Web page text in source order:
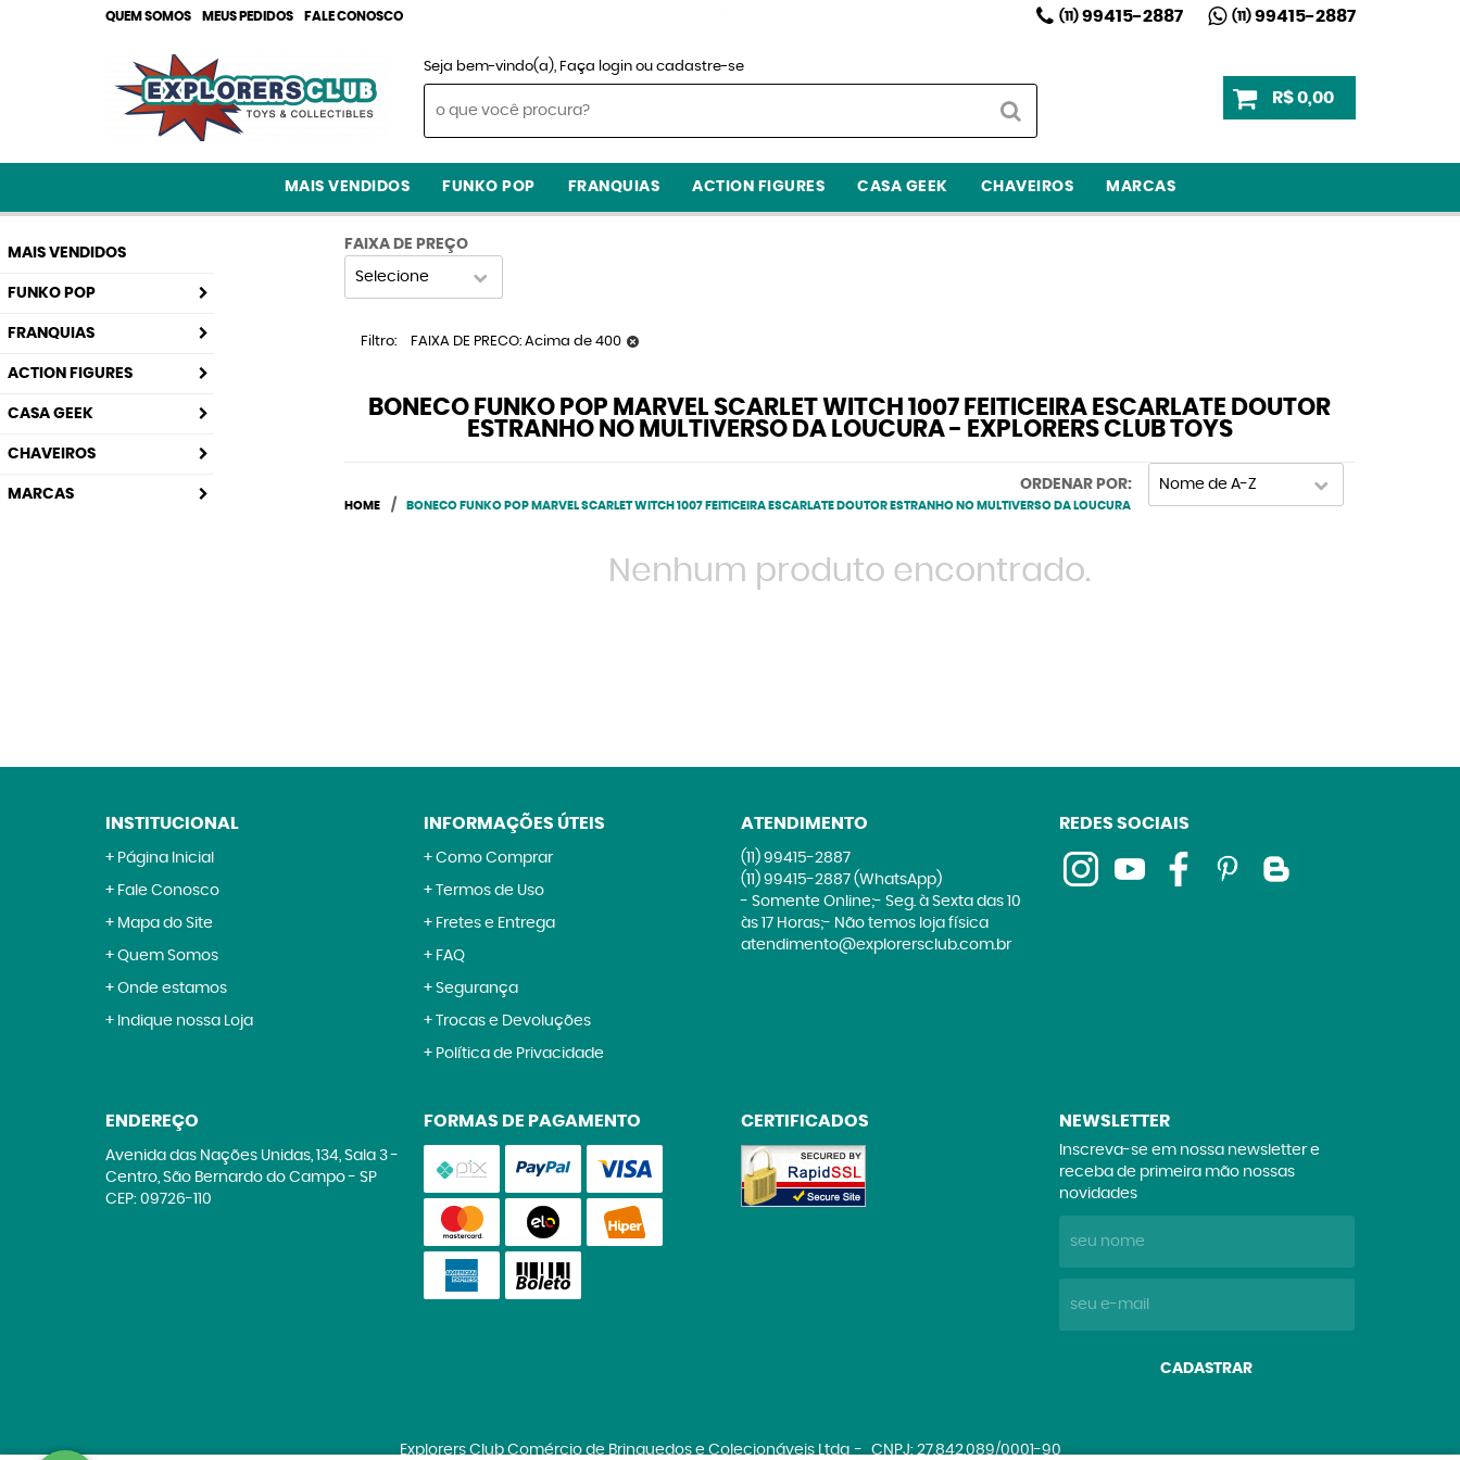
QUEM SOMOS MEUS PEDIDOS FALE CONOSCO (11)99415-2887 (11)99415-2887
Seja bem-vindo(a), Faça login ou cadastre-se
R$ 0,00
MAIS VENDIDOS FUNKO POP FRANQUIAS ACTION FIGURES CASA GEEK CHAVEIROS MARCAS
MAIS VENDIDOS
FUNKO POP
FRANQUIAS
ACTION FIGURES
CASA GEEK
CHAVEIROS
MARCAS
FAIXA DE PREÇO
Selecione
Filtro FAIXA DE PRECO: Acima de 400
BONECO FUNKO POP MARVEL SCARLET WITCH 1007 FEITICEIRA ESCARLATE DOUTOR
ESTRANHO NO MULTIVERSO DA LOUCURA - EXPLORERS CLUB TOYS
HOME BONECO FUNKO POP MARVEL SCARLET WITCH 1007 FEITICEIRA ESCARLATE DOUTOR ESTRANHO NO MULTIVERSO DA LOUCURA
ORDENAR POR Nome de A-Z
Nenhum produto encontrado.
INSTITUCIONAL
Página Inicial
Fale Conosco
Mapa do Site
Quem Somos
Onde estamos
Indique nossa Loja
INFORMAÇÕES ÚTEIS
Como Comprar
Termos de Uso
Fretes e Entrega
FAQ
Segurança
Trocas e Devoluções
Política de Privacidade
ATENDIMENTO
(11) 99415-2887
(11) 99415-2887 (WhatsApp)
- Somente Online;- Seg. à Sexta das 10
às 17 Horas;- Não temos loja física
atendimento@explorersclub.com.br
REDES SOCIAIS
ENDEREÇO
Avenida das Nações Unidas, 134, Sala 3-
Centro, São Bernardo do Campo- SP
CEP: 09726-110
FORMAS DE PAGAMENTO CERTIFICADOS NEWSLETTER
Inscreva-se em nossa newsletter e
receba de primeira mão nossas
novidades
CADASTRAR
Explorers Club Comércio de Brinquedos e Colecionáveis Ltda CNPJ: 27.842.089/0001-90